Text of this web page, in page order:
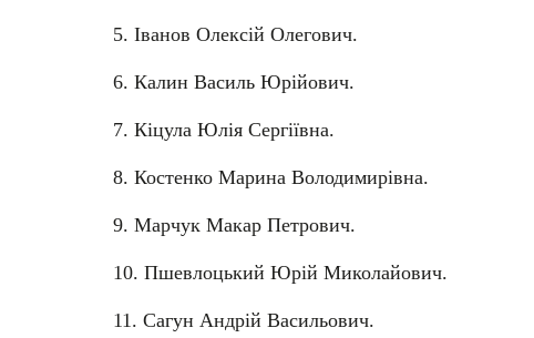
5. Іванов Олексій Олегович.
6. Калин Василь Юрійович.
7. Кіцула Юлія Сергіївна.
8. Костенко Марина Володимирівна.
9. Марчук Макар Петрович.
10. Пшевлоцький Юрій Миколайович.
11. Сагун Андрій Васильович.